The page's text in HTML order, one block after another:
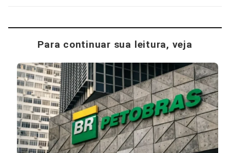
Para continuar sua leitura, veja